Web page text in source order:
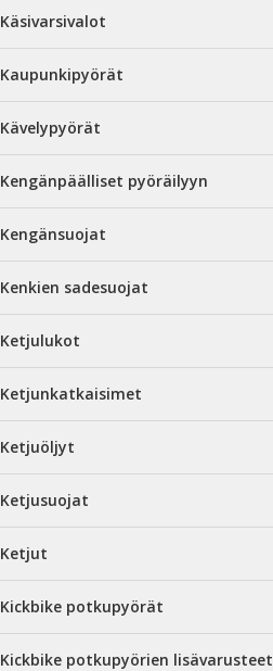
Käsivarsivalot
Kaupunkipyörät
Kävelypyörät
Kengänpäälliset pyöräilyyn
Kengänsuojat
Kenkien sadesuojat
Ketjulukot
Ketjunkatkaisimet
Ketjuöljyt
Ketjusuojat
Ketjut
Kickbike potkupyörät
Kickbike potkupyörien lisävarusteet